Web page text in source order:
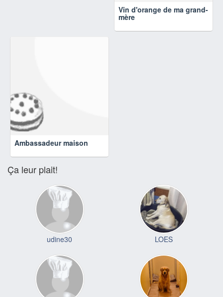
Vin d'orange de ma grand-
mère
Ambassadeur maison
Ça leur plait!
udine30 LOES